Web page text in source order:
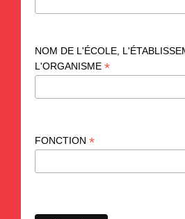
NOM DE L'ÉCOLE,
L'ORGANISME *
FONCTION *